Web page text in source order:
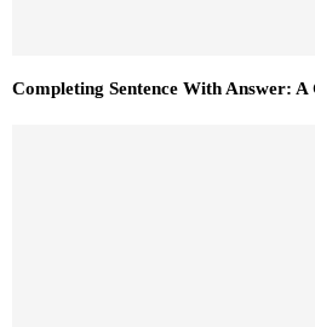
Completing Sentence With Answer: